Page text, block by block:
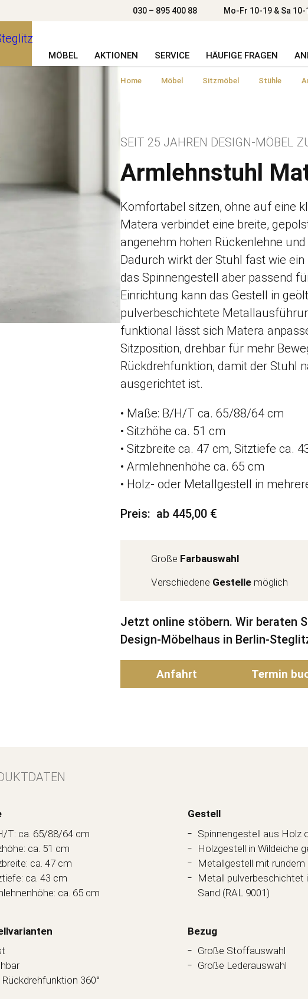
030 – 895 400 88 Mo-Fr 10-19 & Sa 10-
MÖBEL AKTIONEN SERVICE HÄUFIGE FRAGEN
Home Möbel Sitzmöbel Stühle
Armlehnstuhl
SEIT 25 JAHREN DESIGN-MÖBEL
Komfortabel sitzen, ohne auf eine
Matera verbindet eine breite,
angenehm hohen Rückenlehne
Dadurch wirkt der Stuhl fast wie
das Spinnengestell aber passend
Einrichtung kann das Gestell in
pulverbeschichtete
funktional lässt sich Matera
Sitzposition, drehbar für mehr
Rückdrehfunktion, damit der Stuhl
ausgerichtet ist.
• Maße: B/H/T ca. 65/88/64 cm
• Sitzhöhe ca. 51 cm
• Sitzbreite ca. 47 cm, Sitztiefe ca.
• Armlehnenhöhe ca. 65 cm
• Holz- oder Metallgestell in
Preis ab 445,00 €
Große Farbauswahl
Verschiedene Gestelle möglich
Jetzt online stöbern. Wir beraten
Design-Möbelhaus in Berlin-
Anfahrt Termin
T: ca. 65/88/64 cm
ca. 51 cm
ca. 47 cm
ca. 43 cm
ca. 65 cm
Gestell
Spinnengestell aus Holz
Holzgestell in Wildeiche
Metallgestell mit rundem
Metall pulverbeschichtet
Sand (RAL 9001)
360°
Bezug
Große Stoffauswahl
Große Lederauswahl